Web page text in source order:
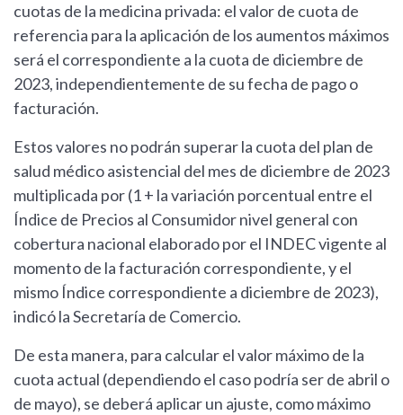
cuotas de la medicina privada: el valor de cuota de
referencia para la aplicación de los aumentos máximos
será el correspondiente a la cuota de diciembre de
2023, independientemente de su fecha de pago o
facturación.
Estos valores no podrán superar la cuota del plan de
salud médico asistencial del mes de diciembre de 2023
multiplicada por (1 + la variación porcentual entre el
Índice de Precios al Consumidor nivel general con
cobertura nacional elaborado por el INDEC vigente al
momento de la facturación correspondiente, y el
mismo Índice correspondiente a diciembre de 2023),
indicó la Secretaría de Comercio.
De esta manera, para calcular el valor máximo de la
cuota actual (dependiendo el caso podría ser de abril o
de mayo), se deberá aplicar un ajuste, como máximo